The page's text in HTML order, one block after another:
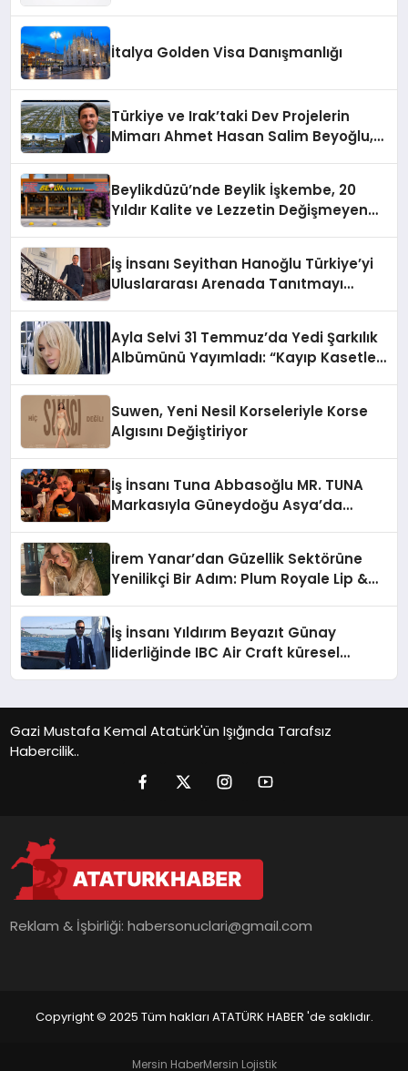
İtalya Golden Visa Danışmanlığı
Türkiye ve Irak’taki Dev Projelerin
Mimarı Ahmet Hasan Salim Beyoğlu,
Hayata Geçirecek
Beylikdüzü’nde Beylik İşkembe, 20
Yıldır Kalite ve Lezzetin Değişmeyen
İş İnsanı Seyithan Hanoğlu Türkiye’yi
Uluslararası Arenada Tanıtmayı
Ayla Selvi 31 Temmuz’da Yedi Şarkılık
Albümünü Yayımladı: “Kayıp Kasetler
Suwen, Yeni Nesil Korseleriyle Korse
Algısını Değiştiriyor
İş İnsanı Tuna Abbasoğlu MR. TUNA
Markasıyla Güneydoğu Asya’da
İrem Yanar’dan Güzellik Sektörüne
Yenilikçi Bir Adım: Plum Royale Lip &
İş İnsanı Yıldırım Beyazıt Günay
liderliğinde IBC Air Craft küresel
Gazi Mustafa Kemal Atatürk'ün Işığında Tarafsız
Habercilik..
Reklam & İşbirliği:habersonuclari@gmail.com
Copyright © 2025 Tüm hakları ATATÜRK HABER 'de saklıdır.
Mersin HaberMersin Lojistik